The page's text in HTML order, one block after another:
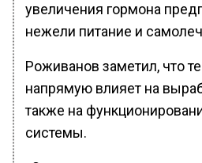
увеличения гормона
нежели питание и
Роживанов заметил, что
напрямую влияет на
также на
системы.